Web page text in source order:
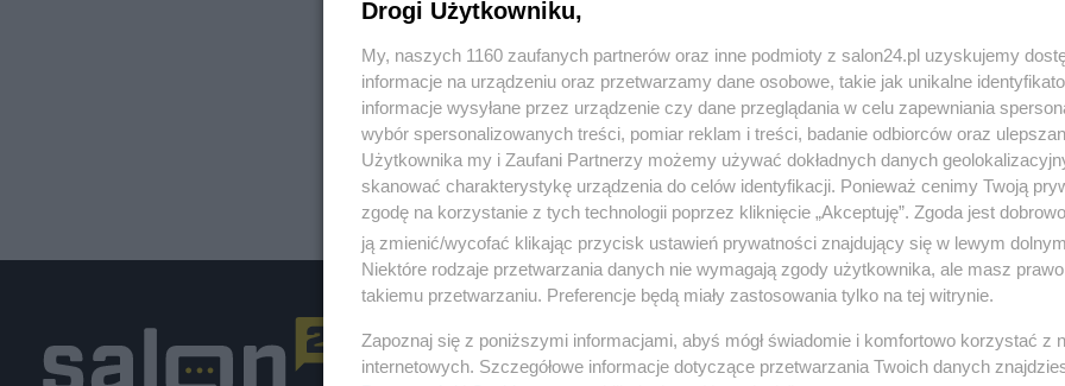
Polityka
NATO
Gospodarka
Centralny Port Komunikacyjny
Drogi Użytkowniku,
My, naszych 1160 zaufanych partnerów oraz inne podmioty z salon24.pl uzyskujemy
informacje na urządzeniu oraz przetwarzamy dane osobowe, takie jak unikalne
informacje wysyłane przez urządzenie czy dane przeglądania w celu zapewniania
wybór spersonalizowanych treści, pomiar reklam i treści, badanie odbiorców oraz
Użytkownika my i Zaufani Partnerzy możemy używać dokładnych danych
skanować charakterystykę urządzenia do celów identyfikacji. Ponieważ cenimy Twoją
zgodę na korzystanie z tych technologii poprzez kliknięcie „Akceptuję”. Zgoda jest
ją zmienić/wycofać klikając przycisk ustawień prywatności znajdujący się w lewym
Niektóre rodzaje przetwarzania danych nie wymagają zgody użytkownika, ale masz
takiemu przetwarzaniu. Preferencje będą miały zastosowania tylko na tej witrynie.
Zapoznaj się z poniższymi informacjami, abyś mógł świadomie i komfortowo korzystać z
internetowych. Szczegółowe informacje dotyczące przetwarzania Twoich danych